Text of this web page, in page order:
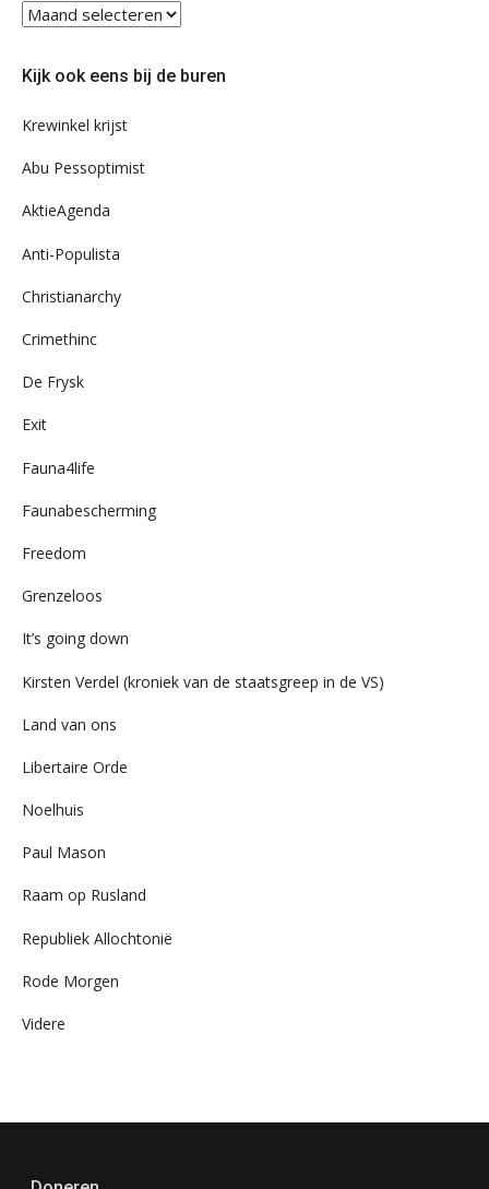
Blader
eens
ons
Kijk ook eens bij de buren
Krewinkel krijst
Abu Pessoptimist
AktieAgenda
Anti-Populista
Christianarchy
Crimethinc
De Frysk
Exit
Fauna4life
Faunabescherming
Freedom
Grenzeloos
It’s going down
Kirsten Verdel (kroniek van de staatsgreep in de VS)
Land van ons
Libertaire Orde
Noelhuis
Paul Mason
Raam op Rusland
Republiek Allochtonië
Rode Morgen
Videre